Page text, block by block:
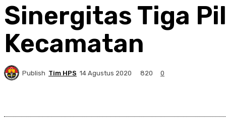
Sinergitas Tiga
Kecamatan
Publish Tim HPS 14 Agustus 2020 820 0